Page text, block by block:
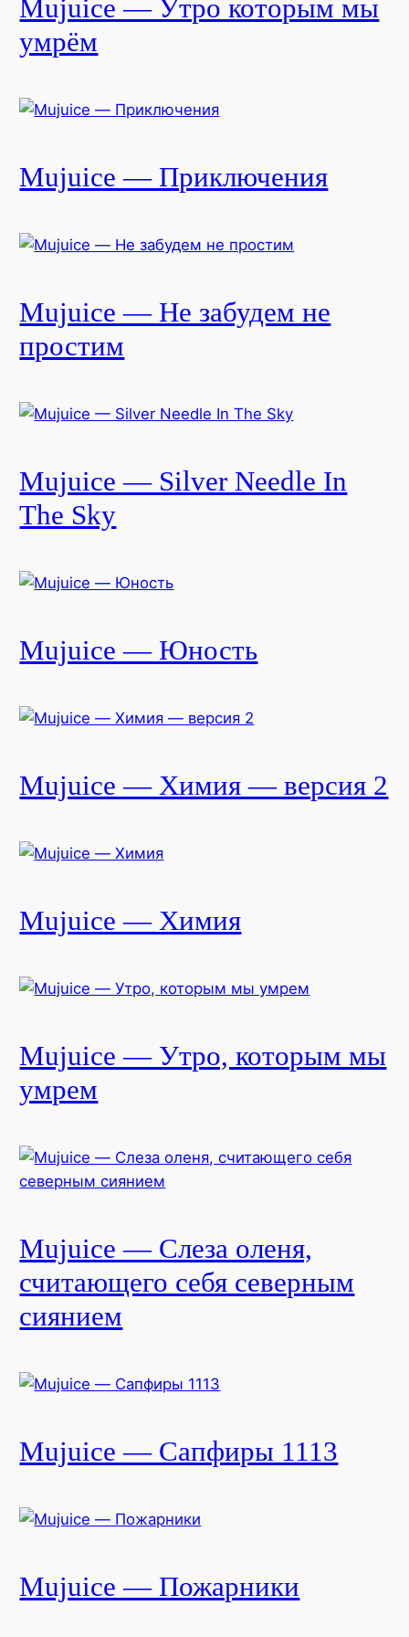
Mujuice — Утро которым мы
умрём
Mujuice — Приключения
Mujuice — Не забудем не
простим
Mujuice — Silver Needle In
The Sky
Mujuice — Юность
Mujuice — Химия — версия 2
Mujuice — Химия
Mujuice — Утро, которым мы
умрем
Mujuice — Слеза оленя,
считающего себя северным
сиянием
Mujuice — Сапфиры 1113
Mujuice — Пожарники